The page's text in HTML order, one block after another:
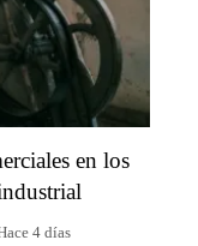
en los
4 días